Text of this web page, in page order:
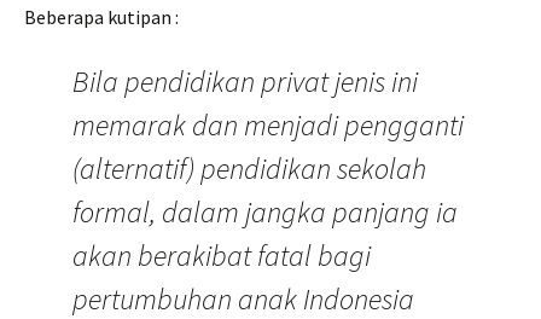
Beberapa kutipan :
Bila pendidikan privat jenis ini
memarak dan menjadi pengganti
(alternatif) pendidikan sekolah
formal, dalam jangka panjang ia
akan berakibat fatal bagi
pertumbuhan anak Indonesia